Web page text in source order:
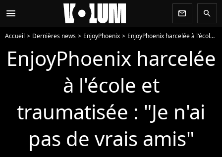
menu newsletter search
Accueil Dernières news EnjoyPhoenix EnjoyPhoenix harcelée à l'école et traumatisée : "Je n'ai pas de vrais amis"
EnjoyPhoenix harcelée
à l'école et
traumatisée : "Je n'ai
pas de vrais amis"